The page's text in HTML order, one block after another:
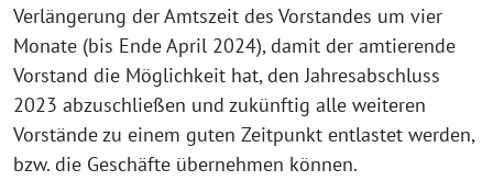
Verlängerung der Amtszeit des Vorstandes um vier
Monate (bis Ende April 2024), damit der amtierende
Vorstand die Möglichkeit hat, den Jahresabschluss
2023 abzuschließen und zukünftig alle weiteren
Vorstände zu einem guten Zeitpunkt entlastet werden,
bzw. die Geschäfte übernehmen können.